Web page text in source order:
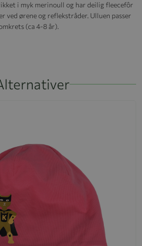
i myk merinoull og har deilig fleecefôr
ved ørene og reflekstråder. Ulluen passer
(ca 4-8 år).